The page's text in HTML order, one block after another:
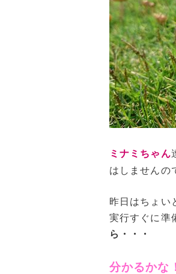
ミナミちゃん
はしませんの
昨日はちょい
実行すぐに準
ら・・・
分かるかな